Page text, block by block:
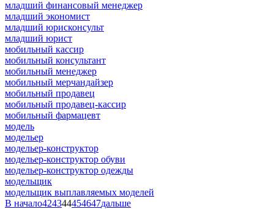
младший финансовый менеджер
младший экономист
младший юрисконсульт
младший юрист
мобильный кассир
мобильный консультант
мобильный менеджер
мобильный мерчандайзер
мобильный продавец
мобильный продавец-кассир
мобильный фармацевт
модель
модельер
модельер-конструктор
модельер-конструктор обуви
модельер-конструктор одежды
модельщик
модельщик выплавляемых моделей
В начало424344454647дальше